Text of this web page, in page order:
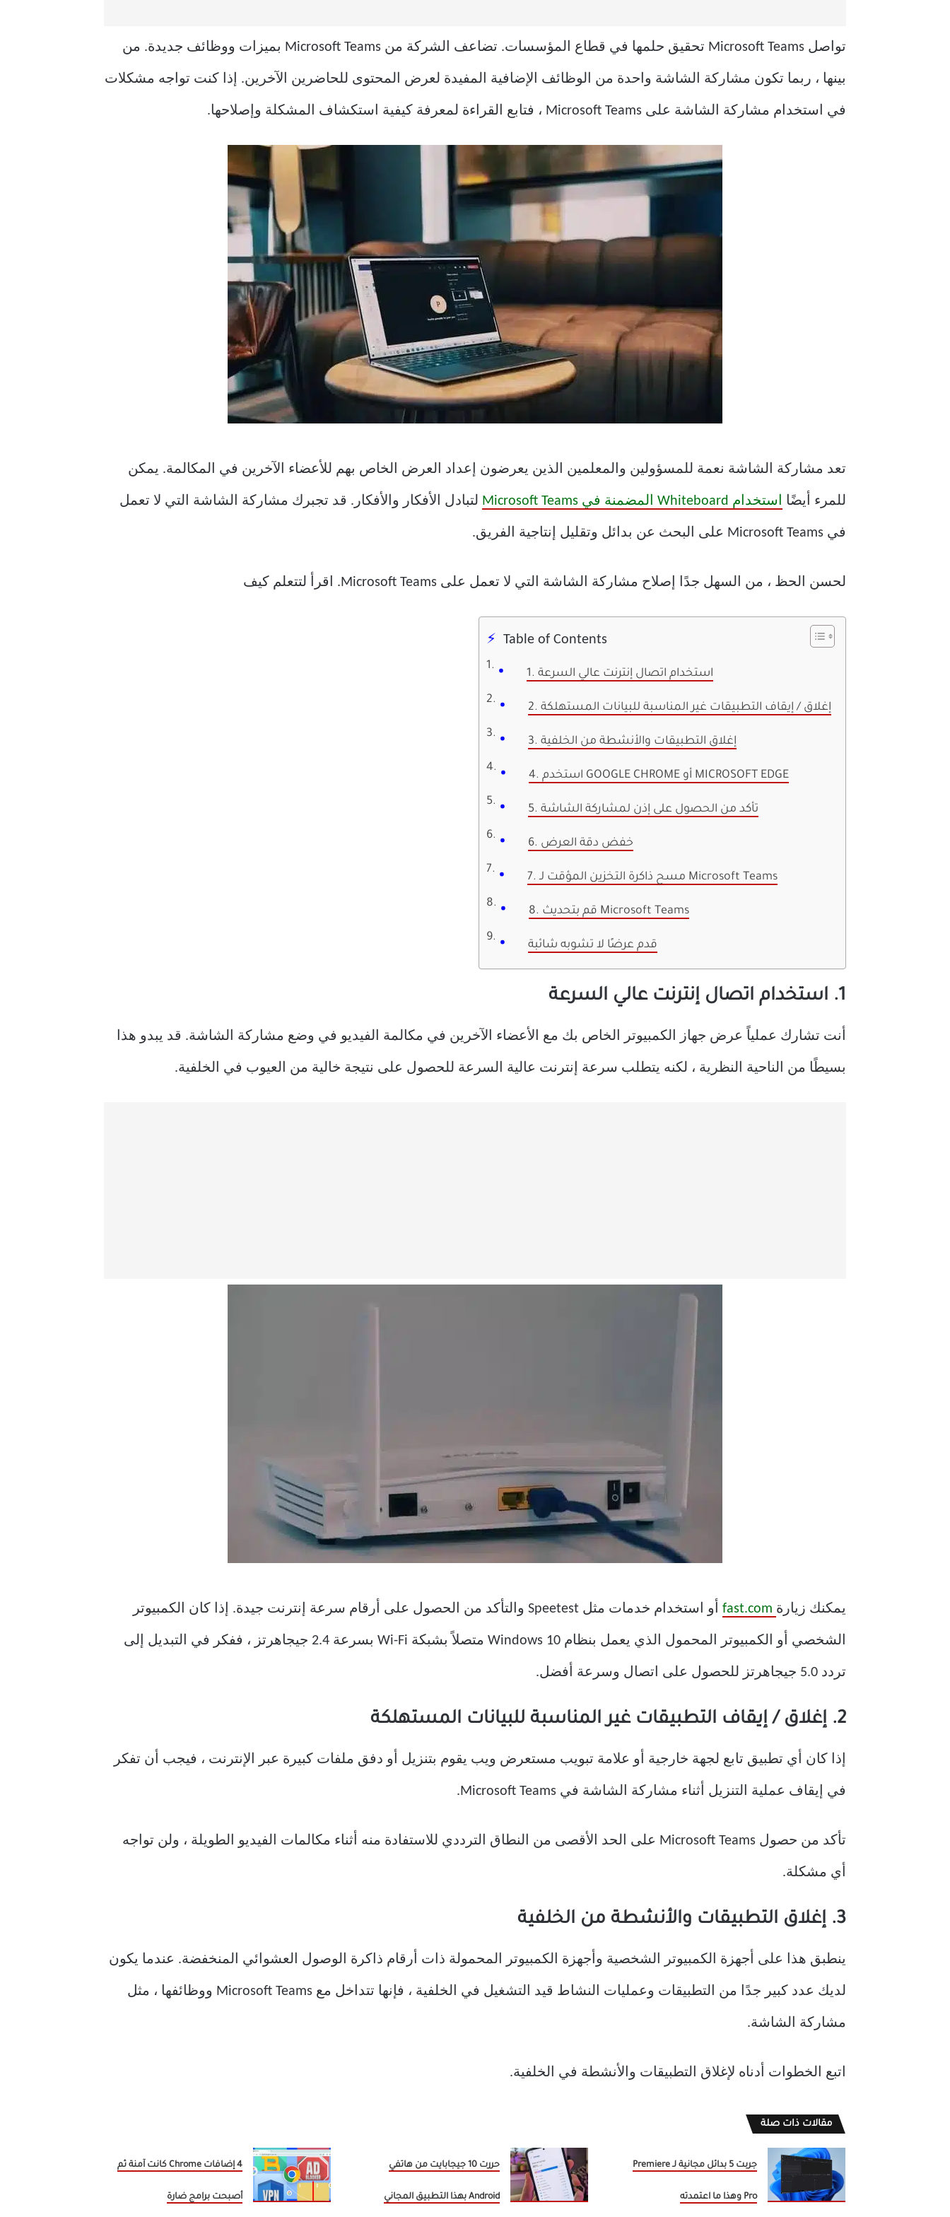
تواصل Microsoft Teams تحقيق حلمها في قطاع المؤسسات. تضاعف الشركة من Microsoft Teams بميزات ووظائف جديدة. من
بينها ، ربما تكون مشاركة الشاشة واحدة من الوظائف الإضافية المفيدة لعرض المحتوى للحاضرين الآخرين. إذا كنت تواجه مشكلات
في استخدام مشاركة الشاشة على Microsoft Teams ، فتابع القراءة لمعرفة كيفية استكشاف المشكلة وإصلاحها.
تعد مشاركة الشاشة نعمة للمسؤولين والمعلمين الذين يعرضون إعداد العرض الخاص بهم للأعضاء الآخرين في المكالمة. يمكن
للمرء أيضًا استخدام Whiteboard المضمنة في Microsoft Teams لتبادل الأفكار والأفكار. قد تجبرك مشاركة الشاشة التي لا تعمل
في Microsoft Teams على البحث عن بدائل وتقليل إنتاجية الفريق.
لحسن الحظ ، من السهل جدًا إصلاح مشاركة الشاشة التي لا تعمل على Microsoft Teams. اقرأ لتتعلم كيف
Table of Contents
1. استخدام اتصال إنترنت عالي السرعة
2. إغلاق / إيقاف التطبيقات غير المناسبة للبيانات المستهلكة
3. إغلاق التطبيقات والأنشطة من الخلفية
4. استخدم GOOGLE CHROME أو MICROSOFT EDGE
5. تأكد من الحصول على إذن لمشاركة الشاشة
6. خفض دقة العرض
7. مسح ذاكرة التخزين المؤقت لـ Microsoft Teams
8. قم بتحديث Microsoft Teams
قدم عرضًا لا تشوبه شائبة
1. استخدام اتصال إنترنت عالي السرعة
أنت تشارك عملياً عرض جهاز الكمبيوتر الخاص بك مع الأعضاء الآخرين في مكالمة الفيديو في وضع مشاركة الشاشة. قد يبدو هذا
بسيطًا من الناحية النظرية ، لكنه يتطلب سرعة إنترنت عالية السرعة للحصول على نتيجة خالية من العيوب في الخلفية.
يمكنك زيارة أو استخدام خدمات مثل Speetest والتأكد من الحصول على أرقام سرعة إنترنت جيدة. إذا كان الكمبيوتر
الشخصي أو الكمبيوتر المحمول الذي يعمل بنظام Windows 10 متصلاً بشبكة Wi-Fi بسرعة 2.4 جيجاهرتز ، ففكر في التبديل إلى
تردد 5.0 جيجاهرتز للحصول على اتصال وسرعة أفضل.
2. إغلاق / إيقاف التطبيقات غير المناسبة للبيانات المستهلكة
إذا كان أي تطبيق تابع لجهة خارجية أو علامة تبويب مستعرض ويب يقوم بتنزيل أو دفق ملفات كبيرة عبر الإنترنت ، فيجب أن تفكر
في إيقاف عملية التنزيل أثناء مشاركة الشاشة في Microsoft Teams.
تأكد من حصول Microsoft Teams على الحد الأقصى من النطاق الترددي للاستفادة منه أثناء مكالمات الفيديو الطويلة ، ولن تواجه
أي مشكلة.
3. إغلاق التطبيقات والأنشطة من الخلفية
ينطبق هذا على أجهزة الكمبيوتر الشخصية وأجهزة الكمبيوتر المحمولة ذات أرقام ذاكرة الوصول العشوائي المنخفضة. عندما يكون
لديك عدد كبير جدًا من التطبيقات وعمليات النشاط قيد التشغيل في الخلفية ، فإنها تتداخل مع Microsoft Teams ووظائفها ، مثل
مشاركة الشاشة.
اتبع الخطوات أدناه لإغلاق التطبيقات والأنشطة في الخلفية.
مقالات ذات صلة
جربت 5 بدائل مجانية لـ Premiere
Pro وهذا ما اعتمدته
حررت 10 جيجابايت من هاتفي
Android بهذا التطبيق المجاني
4 إضافات Chrome كانت آمنة ثم
أصبحت برامج ضارة